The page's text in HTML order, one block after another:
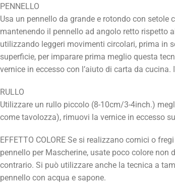
PENNELLO
Usa un pennello da grande e rotondo con
mantenendo il pennello ad angolo retto rispetto
utilizzando leggeri movimenti circolari, prima in
superficie, per imparare prima meglio questa
vernice in eccesso con l’aiuto di carta da
RULLO
Utilizzare un rullo piccolo (8-10cm/3-4inch.)
come tavolozza), rimuovi la vernice in eccesso
EFFETTO COLORE Se si realizzano cornici o
pennello per Mascherine, usate poco colore
contrario. Si può utilizzare anche la tecnica a
pennello con acqua e sapone.